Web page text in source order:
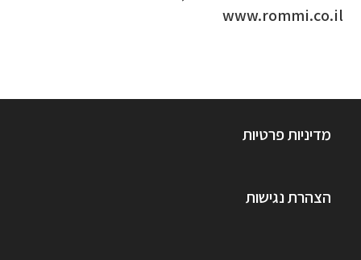
www.rommi.co.il
מדיניות פרטיות
הצהרת נגישות